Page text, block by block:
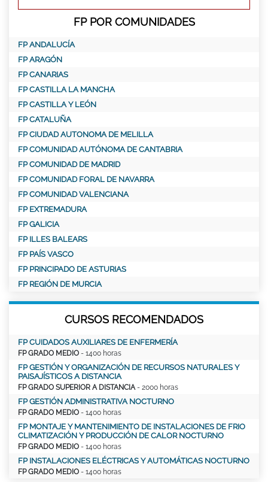
FP POR COMUNIDADES
FP ANDALUCÍA
FP ARAGÓN
FP CANARIAS
FP CASTILLA LA MANCHA
FP CASTILLA Y LEÓN
FP CATALUÑA
FP CIUDAD AUTONOMA DE MELILLA
FP COMUNIDAD AUTÓNOMA DE CANTABRIA
FP COMUNIDAD DE MADRID
FP COMUNIDAD FORAL DE NAVARRA
FP COMUNIDAD VALENCIANA
FP EXTREMADURA
FP GALICIA
FP ILLES BALEARS
FP PAÍS VASCO
FP PRINCIPADO DE ASTURIAS
FP REGIÓN DE MURCIA
CURSOS RECOMENDADOS
FP CUIDADOS AUXILIARES DE ENFERMERÍA
FP GRADO MEDIO - 1400 horas
FP GESTIÓN Y ORGANIZACIÓN DE RECURSOS NATURALES Y
PAISAJÍSTICOS A DISTANCIA
FP GRADO SUPERIOR A DISTANCIA - 2000 horas
FP GESTIÓN ADMINISTRATIVA NOCTURNO
FP GRADO MEDIO - 1400 horas
FP MONTAJE Y MANTENIMIENTO DE INSTALACIONES DE FRIO
CLIMATIZACIÓN Y PRODUCCIÓN DE CALOR NOCTURNO
FP GRADO MEDIO - 1400 horas
FP INSTALACIONES ELÉCTRICAS Y AUTOMÁTICAS NOCTURNO
FP GRADO MEDIO - 1400 horas